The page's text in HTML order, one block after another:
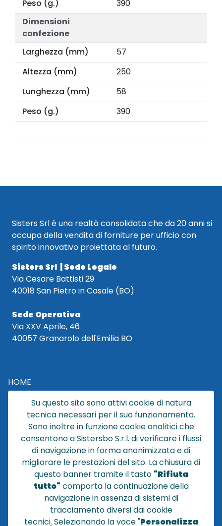
Peso (g.)
390
Dimensioni
confezione
Larghezza (mm)
57
Altezza (mm)
250
Lunghezza (mm)
58
Peso (g.)
390
Sisters Srl è una realtà consolidata che da 20 anni si
occupa della vendita di forniture per ufficio con
spirito innovativo proiettata al futuro.
Sisters Srl | Sede Legale
Via Cesare Battisti 29
40018 San Pietro in Casale (BO)
Sede Operativa
Via XXV Aprile, 46
40057 Granarolo dell'Emilia BO
HOME
CATALOGO
CHI SIAMO
NEWS
CONTATTACI
CONDIZIONI DI VENDITA
POLICY PRIVACY
NOTE LEGALI
Su questo sito sono attivi cookie di natura
tecnica necessari per il suo funzionamento.
Sono inoltre in funzione cookie analitici che
consentono a Sistersbo S.r.l. di verificare i flussi
di navigazione in forma anonimizzata e di
migliorare le prestazioni del sito. La chiusura di
questo banner tramite il tasto "Rifiuta
tutto" comporta la continuazione della
navigazione in assenza di sistemi di
tracciamento diversi dai cookie
tecnici. Selezionando la voce "Personalizza